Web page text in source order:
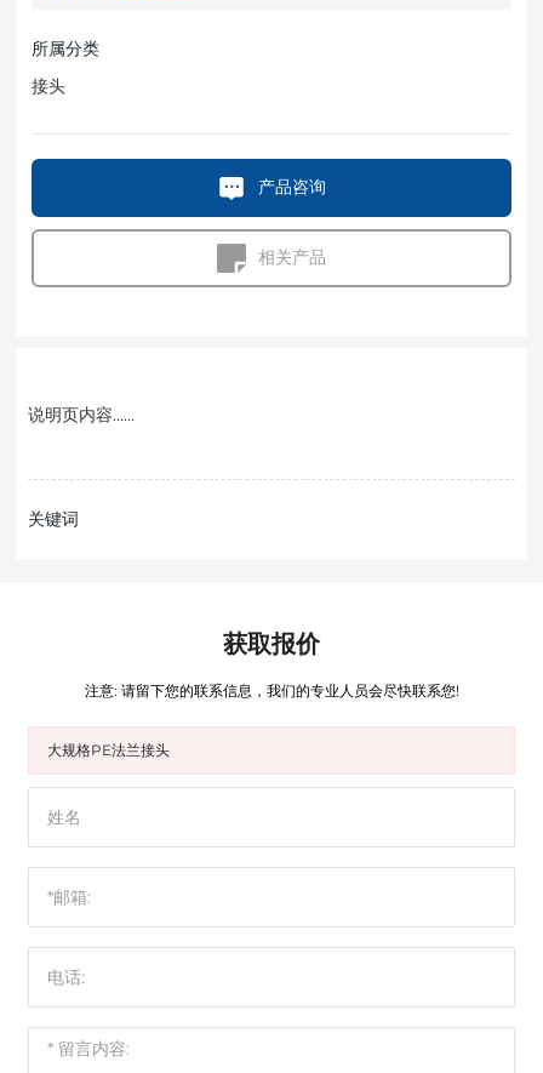
说明页内容……
关键词
所属分类
接头
产品咨询
相关产品
获取报价
注意: 请留下您的联系信息，我们的专业人员会尽快联系您!
大规格PE法兰接头